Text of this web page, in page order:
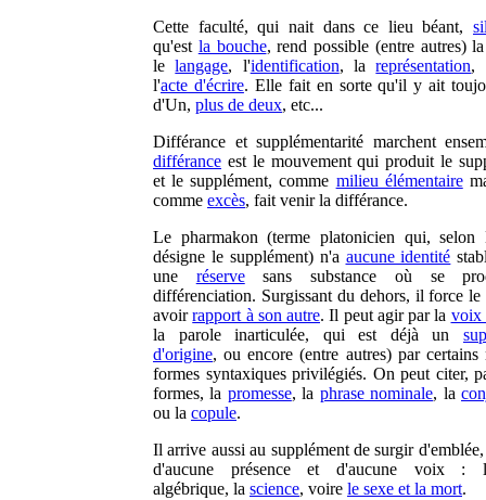
Cette faculté, qui nait dans ce lieu béant,
qu'est la bouche, rend possible (entre autres)
lelangage, l'identification, lareprésentation,
l'acte d'écrire. Elle fait en sorte qu'il y ait
d'Un, plus de deux, etc...
Différance et supplémentarité marchent
différance est le mouvement qui produit le
et le supplément, comme milieu élémentaire
comme excès, fait venir la différance.
Le pharmakon (terme platonicien qui, selon
désigne le supplément) n'a aucune identité
une réservesans substance où se
différenciation. Surgissant du dehors, il force
avoirrapport à son autre. Il peut agir par la voix
la parole inarticulée, qui est déjà un
d'origine, ou encore (entre autres) par certains
formes syntaxiques privilégiés. On peut citer,
formes, la promesse, la phrase nominale, la
ou la copule.
Il arrive aussi au supplément de surgir d'emblée,
d'aucune présence et d'aucune voix :
algébrique, la science, voire le sexe et la mort.